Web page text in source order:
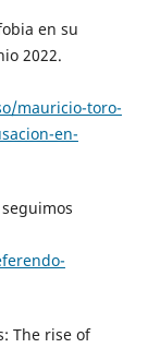
en su
2022.
mauricio-toro-
en-
seguimos
The rise of